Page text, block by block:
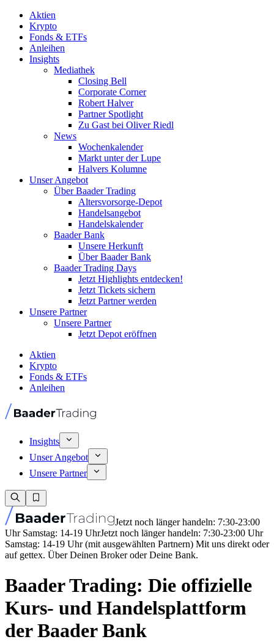
Aktien
Krypto
Fonds & ETFs
Anleihen
Insights
Mediathek
Closing Bell
Corporate Corner
Robert Halver
Partner Spotlight
Zu Gast bei Oliver Riedl
News
Wochenkalender
Markt unter der Lupe
Halvers Kolumne
Unser Angebot
Über Baader Trading
Altersvorsorge-Depot
Handelsangebot
Handelskalender
Baader Bank
Unsere Herkunft
Über Baader Bank
Baader Trading Days
Jetzt Highlights entdecken!
Jetzt Tickets sichern
Jetzt Partner werden
Unsere Partner
Unsere Partner
Jetzt Depot eröffnen
Aktien
Krypto
Fonds & ETFs
Anleihen
Insights
Unser Angebot
Unsere Partner
Jetzt noch länger handeln: 7:30-23:00
Uhr Samstag: 14-19 UhrJetzt noch länger handeln: 7:30-23:00 Uhr
Samstag: 14-19 Uhr (mit ausgewählten Partnern) Mit uns direkt oder
auf gettex. Über Deinen Broker oder Deine Bank.
Baader Trading: Die offizielle
Kurs- und Handelsplattform
der Baader Bank